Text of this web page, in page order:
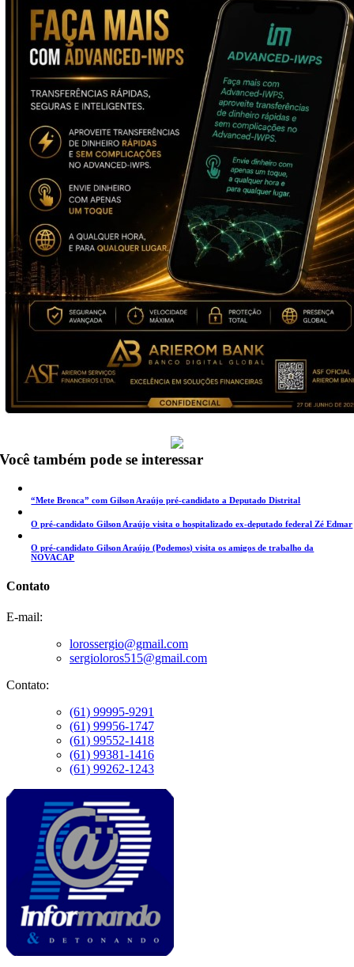
Você também pode se interessar
“Mete Bronca” com Gilson Araújo pré-candidato a Deputado Distrital
O pré-candidato Gilson Araújo visita o hospitalizado ex-deputado federal Zé Edmar
O pré-candidato Gilson Araújo (Podemos) visita os amigos de trabalho da
NOVACAP
Contato
E-mail:
lorossergio@gmail.com
sergioloros515@gmail.com
Contato:
(61) 99995-9291
(61) 99956-1747
(61) 99552-1418
(61) 99381-1416
(61) 99262-1243